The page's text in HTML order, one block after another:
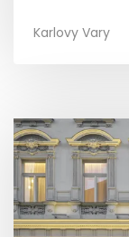
Karlovy Vary